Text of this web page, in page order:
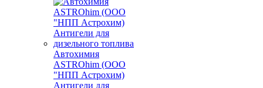
Автохимия
ASTROhim (ООО
"НПП Астрохим)
Антигели для